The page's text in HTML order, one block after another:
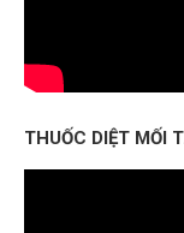
THUỐC DIỆT MỐI